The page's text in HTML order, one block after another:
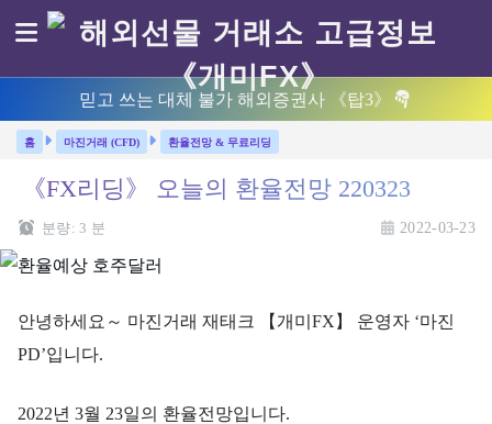
믿고 쓰는 대체 불가 해외증권사 《탑3》
마진거래 (CFD) 환율전망 & 무료리딩
《FX리딩》 오늘의 환율전망 220323
2022-03-23
분량: 3 분
안녕하세요～ 마진거래 재태크 【개미FX】 운영자 ‘마진
PD’입니다.
2022년 3월 23일의 환율전망입니다.